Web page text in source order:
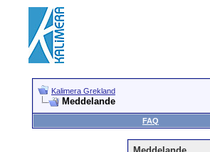
Kalimera Grekland
Meddelande
FAQ